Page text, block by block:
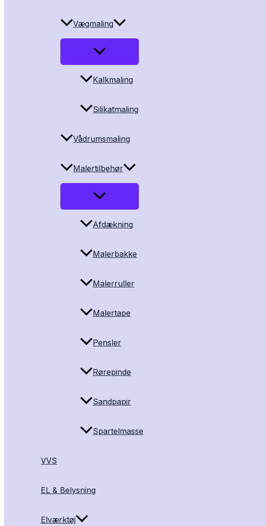
Vægmaling
Kalkmaling
Silikatmaling
Vådrumsmaling
Malertilbehør
Afdækning
Malerbakke
Malerruller
Malertape
Pensler
Rørepinde
Sandpapir
Spartelmasse
VVS
EL & Belysning
Elværktøj